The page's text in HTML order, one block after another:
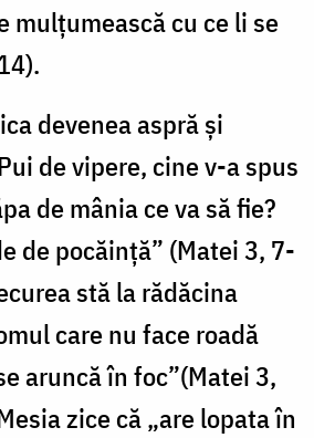
mulţumească cu ce li se
devenea aspră şi
de vipere, cine v-a spus
de mânia ce va să fie?
de pocăinţă” (Matei 3, 7-
stă la rădăcina
care nu face roadă
aruncă în foc”(Matei 3,
zice că „are lopata în